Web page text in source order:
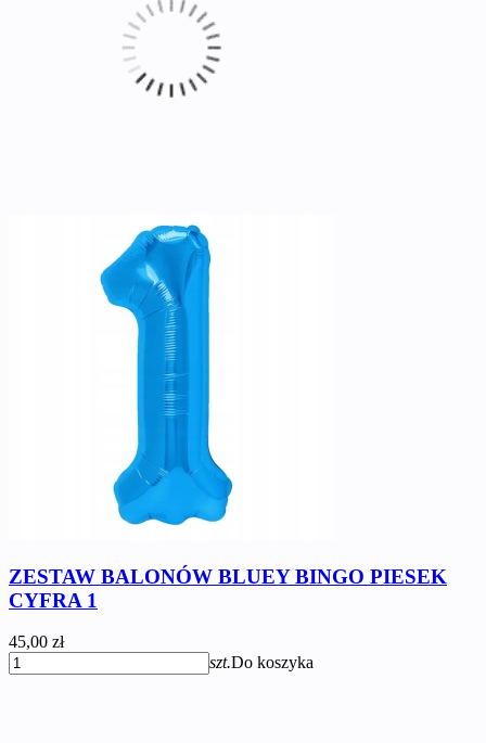
ZESTAW BALONÓW BLUEY BINGO PIESEK
CYFRA 1
45,00 zł
szt.Do koszyka